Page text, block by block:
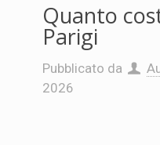
Quanto
Parigi
Pubblicato da
2026